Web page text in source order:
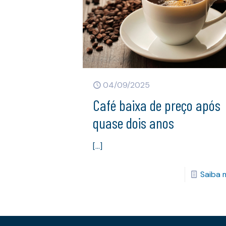
04/09/2025
Café baixa de preço após
quase dois anos
[…]
Saiba